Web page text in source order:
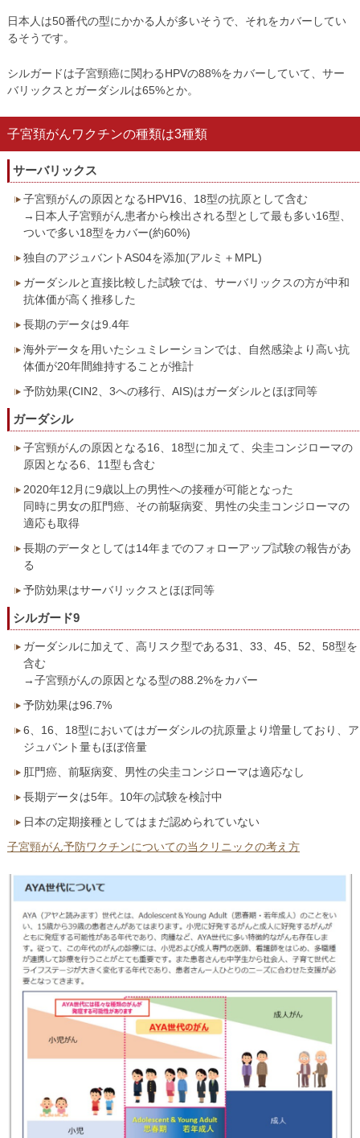
日本人は50番代の型にかかる人が多いそうで、それをカバーしてい
るそうです。
シルガードは子宮頸癌に関わるHPVの88%をカバーしていて、サー
バリックスとガーダシルは65%とか。
子宮頚がんワクチンの種類は3種類
サーバリックス
子宮頸がんの原因となるHPV16、18型の抗原として含む
→日本人子宮頸がん患者から検出される型として最も多い16型、
ついで多い18型をカバー(約60%)
独自のアジュバントAS04を添加(アルミ＋MPL)
ガーダシルと直接比較した試験では、サーバリックスの方が中和
抗体価が高く推移した
長期のデータは9.4年
海外データを用いたシュミレーションでは、自然感染より高い抗
体価が20年間維持することが推計
予防効果(CIN2、3への移行、AIS)はガーダシルとほぼ同等
ガーダシル
子宮頸がんの原因となる16、18型に加えて、尖圭コンジローマの
原因となる6、11型も含む
2020年12月に9歳以上の男性への接種が可能となった
同時に男女の肛門癌、その前駆病変、男性の尖圭コンジローマの
適応も取得
長期のデータとしては14年までのフォローアップ試験の報告があ
る
予防効果はサーバリックスとほぼ同等
シルガード9
ガーダシルに加えて、高リスク型である31、33、45、52、58型を
含む
→子宮頸がんの原因となる型の88.2%をカバー
予防効果は96.7%
6、16、18型においてはガーダシルの抗原量より増量しており、ア
ジュバント量もほぼ倍量
肛門癌、前駆病変、男性の尖圭コンジローマは適応なし
長期データは5年。10年の試験を検討中
日本の定期接種としてはまだ認められていない
子宮頸がん予防ワクチンについての当クリニックの考え方